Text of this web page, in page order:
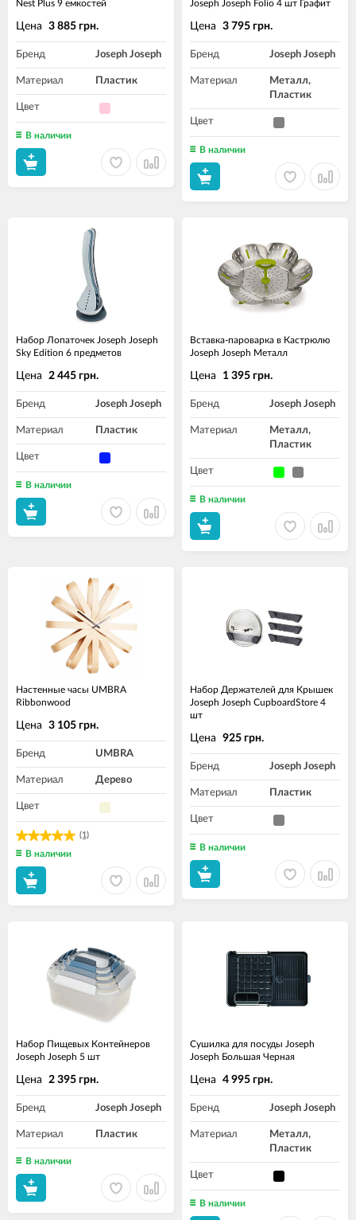
Nest Plus 9 емкостей
Цена 3 885 грн.
Бренд Joseph Joseph
Материал Пластик
Цвет
В наличии
Joseph Joseph Folio 4 шт Графит
Цена 3 795 грн.
Бренд Joseph Joseph
Материал
Металл,
Пластик
Цвет
В наличии
Набор Лопаточек Joseph Joseph
Sky Edition 6 предметов
Цена 2 445 грн.
Бренд Joseph Joseph
Материал Пластик
Цвет
В наличии
Вставка-пароварка в Кастрюлю
Joseph Joseph Металл
Цена 1 395 грн.
Бренд Joseph Joseph
Материал
Металл,
Пластик
Цвет
В наличии
Настенные часы UMBRA
Ribbonwood
(1)
Цена 3 105 грн.
Бренд UMBRA
Материал Дерево
Цвет
В наличии
Набор Держателей для Крышек
Joseph Joseph CupboardStore 4
шт
Цена 925 грн.
Бренд Joseph Joseph
Материал Пластик
Цвет
В наличии
Набор Пищевых Контейнеров
Joseph Joseph 5 шт
Цена 2 395 грн.
Бренд Joseph Joseph
Материал Пластик
В наличии
Сушилка для посуды Joseph
Joseph Большая Черная
Цена 4 995 грн.
Бренд Joseph Joseph
Материал
Металл,
Пластик
Цвет
В наличии